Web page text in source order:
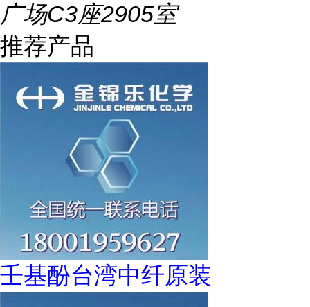
广场C3座2905室
推荐产品
壬基酚台湾中纤原装